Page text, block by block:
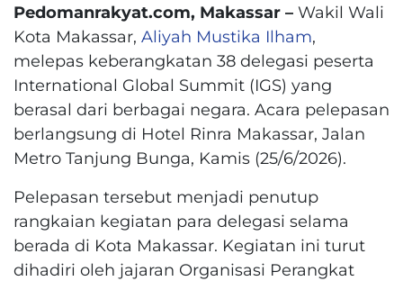
Pedomanrakyat.com, Makassar – Wakil Wali
Kota Makassar, Aliyah Mustika Ilham,
melepas keberangkatan 38 delegasi peserta
International Global Summit (IGS) yang
berasal dari berbagai negara. Acara pelepasan
berlangsung di Hotel Rinra Makassar, Jalan
Metro Tanjung Bunga, Kamis (25/6/2026).
Pelepasan tersebut menjadi penutup
rangkaian kegiatan para delegasi selama
berada di Kota Makassar. Kegiatan ini turut
dihadiri oleh jajaran Organisasi Perangkat